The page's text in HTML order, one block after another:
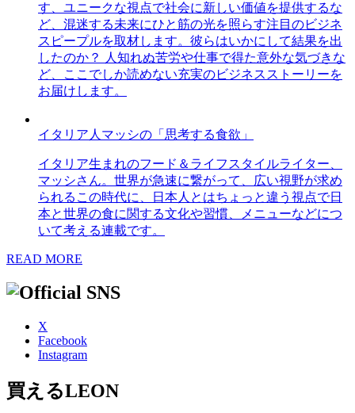
す、ユニークな視点で社会に新しい価値を提供するな
ど、混迷する未来にひと筋の光を照らす注目のビジネ
スピープルを取材します。彼らはいかにして結果を出
したのか？ 人知れぬ苦労や仕事で得た意外な気づきな
ど、ここでしか読めない充実のビジネスストーリーを
お届けします。
イタリア人マッシの「思考する食欲」
イタリア生まれのフード＆ライフスタイルライター、
マッシさん。世界が急速に繋がって、広い視野が求め
られるこの時代に、日本人とはちょっと違う視点で日
本と世界の食に関する文化や習慣、メニューなどにつ
いて考える連載です。
READ MORE
X
Facebook
Instagram
買えるLEON